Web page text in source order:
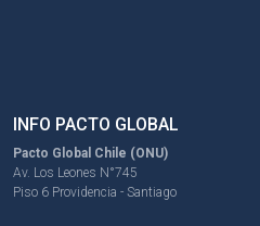
INFO PACTO GLOBAL
Pacto Global Chile (ONU)
Av. Los Leones N°745
Piso 6 Providencia - Santiago